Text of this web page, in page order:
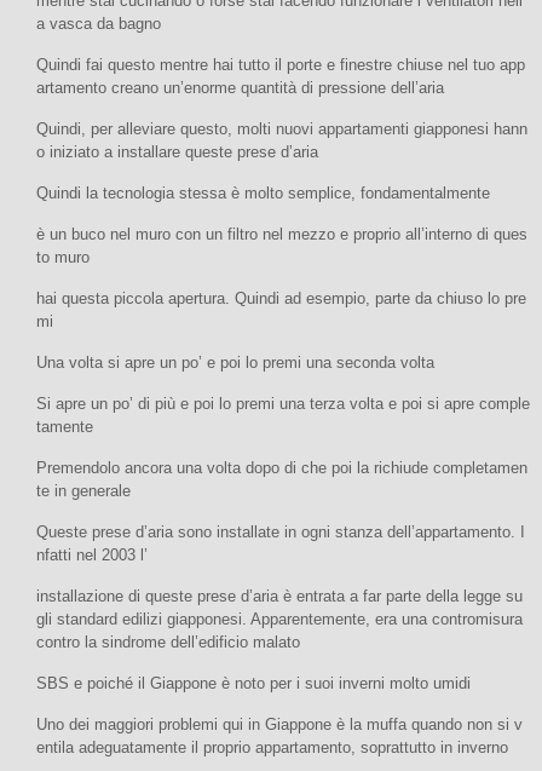
a vasca da bagno
Quindi fai questo mentre hai tutto il porte e finestre chiuse nel tuo app
artamento creano un’enorme quantità di pressione dell’aria
Quindi, per alleviare questo, molti nuovi appartamenti giapponesi hann
o iniziato a installare queste prese d’aria
Quindi la tecnologia stessa è molto semplice, fondamentalmente
è un buco nel muro con un filtro nel mezzo e proprio all’interno di ques
to muro
hai questa piccola apertura. Quindi ad esempio, parte da chiuso lo pre
mi
Una volta si apre un po’ e poi lo premi una seconda volta
Si apre un po’ di più e poi lo premi una terza volta e poi si apre comple
tamente
Premendolo ancora una volta dopo di che poi la richiude completamen
te in generale
Queste prese d’aria sono installate in ogni stanza dell’appartamento. I
nfatti nel 2003 l’
installazione di queste prese d’aria è entrata a far parte della legge su
gli standard edilizi giapponesi. Apparentemente, era una contromisura
contro la sindrome dell’edificio malato
SBS e poiché il Giappone è noto per i suoi inverni molto umidi
Uno dei maggiori problemi qui in Giappone è la muffa quando non si v
entila adeguatamente il proprio appartamento, soprattutto in inverno